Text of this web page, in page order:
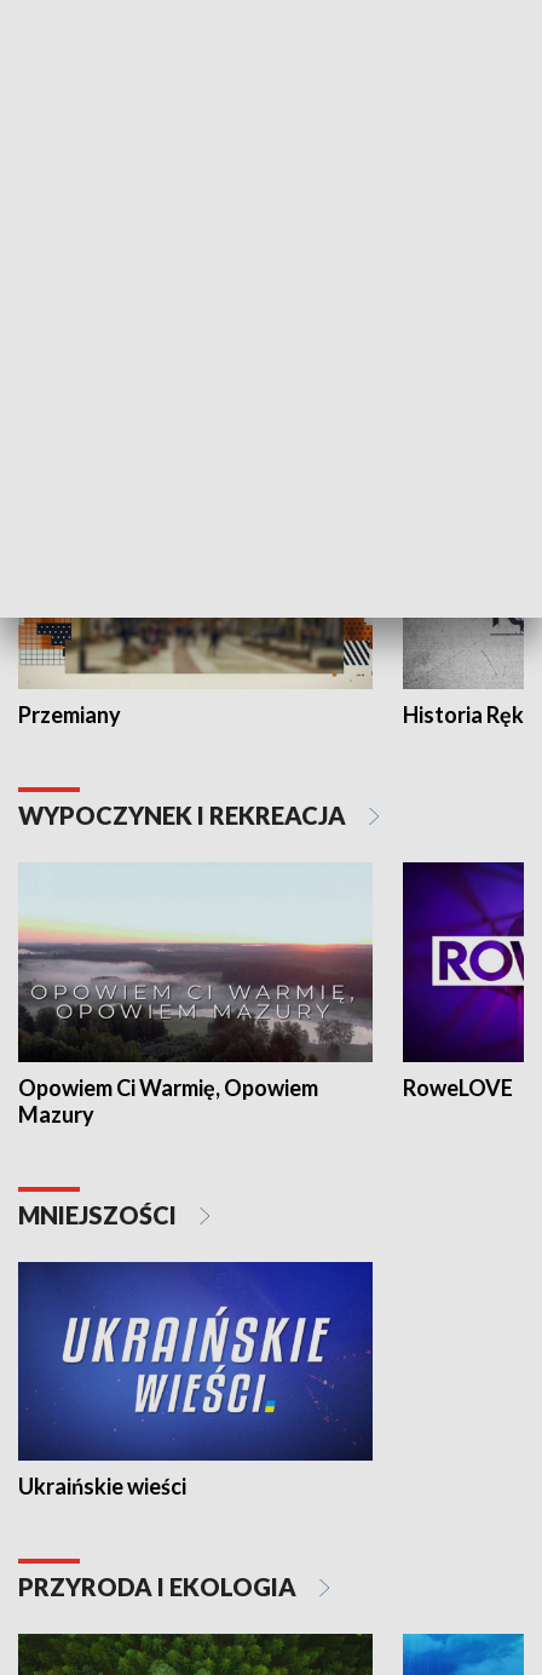
Przemiany Historia Ręką
WYPOCZYNEK I REKREACJA
Opowiem Ci Warmię, Opowiem
Mazury
RoweLOVE
MNIEJSZOŚCI
Ukraińskie wieści
PRZYRODA I EKOLOGIA